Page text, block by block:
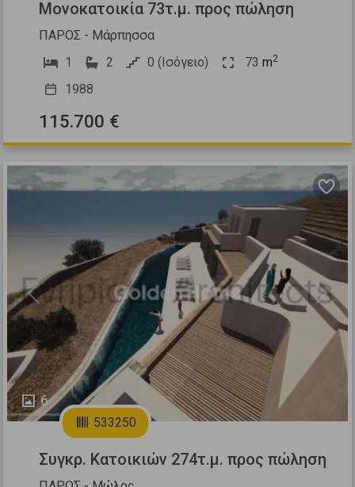
Μονοκατοικία 73τ.μ. προς πώληση
ΠΑΡΟΣ - Μάρπησσα
1
2 0 (Ισόγειο) 73 m2
1988
115.700 €
6
Previous Next
533250
Συγκρ. Κατοικιών 274τ.μ. προς πώληση